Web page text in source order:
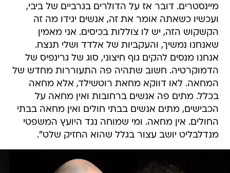
מיינסטרים. דובר אז על הדולרים בגרביים של ביבי,
ועכשיו כשאתה אומר את זה, אנשים יגידו מה זה
הקשקוש הזה, יש לו צוללות בכיסים. אני מאמין
שאנחנו נמשיך, והעקביות של אלדד ושלי תנצח.
אנחנו מנסים להקים גוף חיצוני, סוג של גרינפיס של
הדמוקרטיה. חשוב שתהיה פה התעוררות מחדש של
המחאה. לאו דווקא מחאת רוטשילד, אלא מחאה
בכלל. מתים פה אנשים ברחובות ואין מחאה על
הכבישים, מתים אנשים בבתי חולים ואין מחאה בבתי
החולים. אין מחאה. ומי שמוחה נגד היועץ המשפטי
מנדלבליט יושב עצור בגלל שהוא החזיק שלט".